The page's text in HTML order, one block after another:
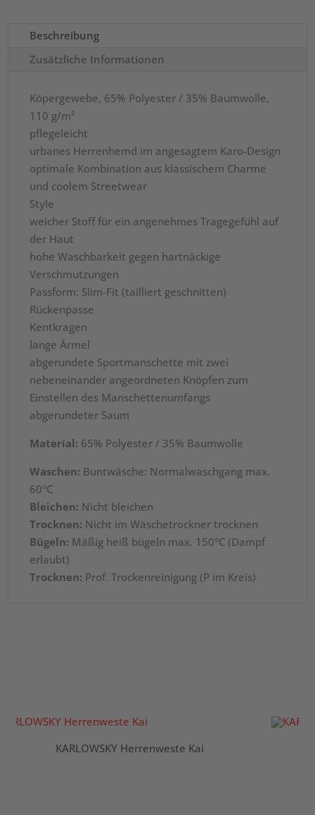
Beschreibung
Zusätzliche Informationen
Köpergewebe, 65% Polyester / 35% Baumwolle,
110 g/m²
pflegeleicht
urbanes Herrenhemd im angesagtem Karo-Design
optimale Kombination aus klassischem Charme
und coolem Streetwear
Style
weicher Stoff für ein angenehmes Tragegefühl auf
der Haut
hohe Waschbarkeit gegen hartnäckige
Verschmutzungen
Passform: Slim-Fit (tailliert geschnitten)
Rückenpasse
Kentkragen
lange Ärmel
abgerundete Sportmanschette mit zwei
nebeneinander angeordneten Knöpfen zum
Einstellen des Manschettenumfangs
abgerundeter Saum
Material: 65% Polyester / 35% Baumwolle
Waschen: Buntwäsche: Normalwaschgang max.
60°C
Bleichen: Nicht bleichen
Trocknen: Nicht im Wäschetrockner trocknen
Bügeln: Mäßig heiß bügeln max. 150°C (Dampf
erlaubt)
Trocknen: Prof. Trockenreinigung (P im Kreis)
KARLOWSKY Herrenweste Kai